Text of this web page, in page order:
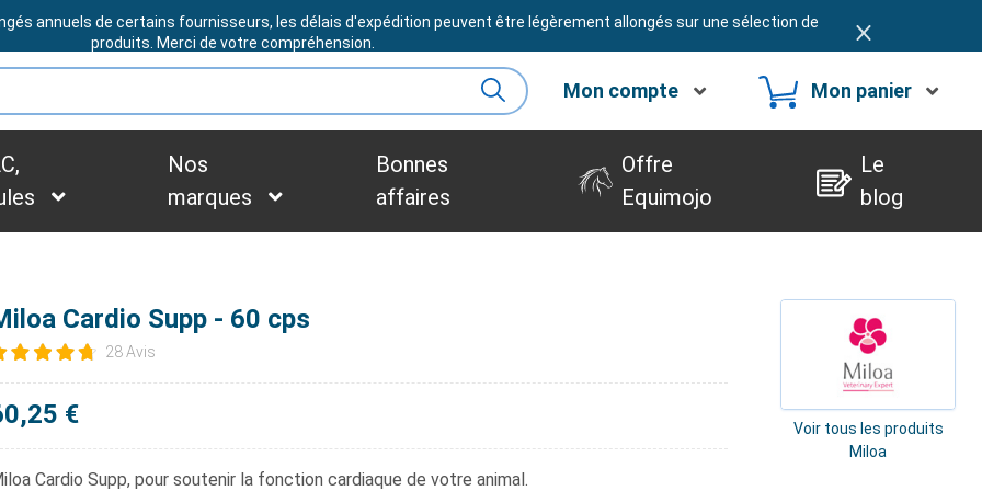
BESOIN D'ASSISTANCE ?
annuels de certains fournisseurs, les délais d'expédition peuvent être légèrement allongés sur une sélection de
produits. Merci de votre compréhension.
Mon compte Mon panier
Nos
marques
Bonnes
affaires
Offre
Equimojo
Le
blog
Cardio Supp - 60 cps
28 Avis
€
Cardio Supp, pour soutenir la fonction cardiaque de votre animal.
Voir tous les produits
Miloa